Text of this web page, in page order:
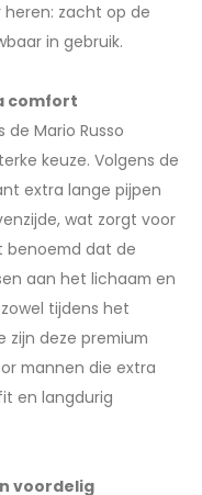
zacht op de
in gebruik.
comfort
Mario Russo
keuze. Volgens de
extra lange pijpen
wat zorgt voor
benoemd dat de
aan het lichaam en
tijdens het
zijn deze premium
mannen die extra
en langdurig
voordelig